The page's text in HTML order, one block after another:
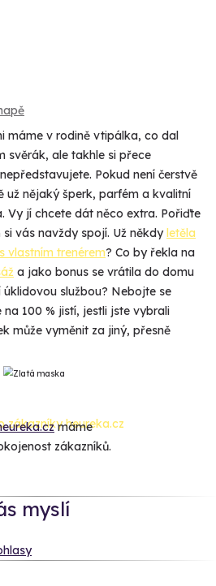
máme v rodině vtipálka, co dal
svěrák, ale takhle si přece
Pokud není čerstvě
už nějaký šperk, parfém a kvalitní
Vy jí chcete dát něco extra. Pořiďte
vás navždy spojí. Už někdyletěla
vlastním trenérem? Co by řekla na
a jako bonus se vrátila do domu
službou? Nebojte se
100 % jistí, jestli jste vybrali
může vyměnit za jiný, přesně
máme
zákazníků.
myslí